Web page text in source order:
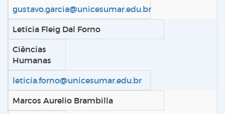
gustavo.garcia@unicesumar.edu.br
Letícia Fleig Dal Forno
Ciências
Humanas
leticia.forno@unicesumar.edu.br
Marcos Aurelio Brambilla